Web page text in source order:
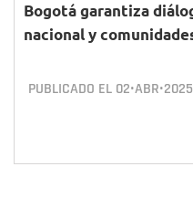
Bogotá garantiza
nacional y
PUBLICADO EL 02•ABR•2025